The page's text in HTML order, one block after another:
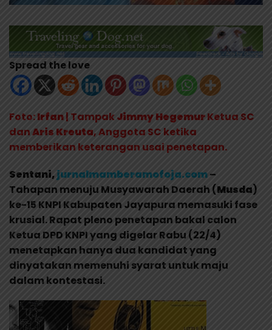
Spread the love
Foto:Irfan| TampakJimmy HegemurKetua SC
danAris Kreuta, Anggota SC ketika
memberikan keterangan usai penetapan.
Sentani,jurnalmamberamofoja.com–
Tahapan menuju Musyawarah Daerah (Musda)
ke-15 KNPI Kabupaten Jayapura memasuki fase
krusial. Rapat pleno penetapan bakal calon
Ketua DPD KNPI yang digelar Rabu (22/4)
menetapkan hanya dua kandidat yang
dinyatakan memenuhi syarat untuk maju
dalam kontestasi.